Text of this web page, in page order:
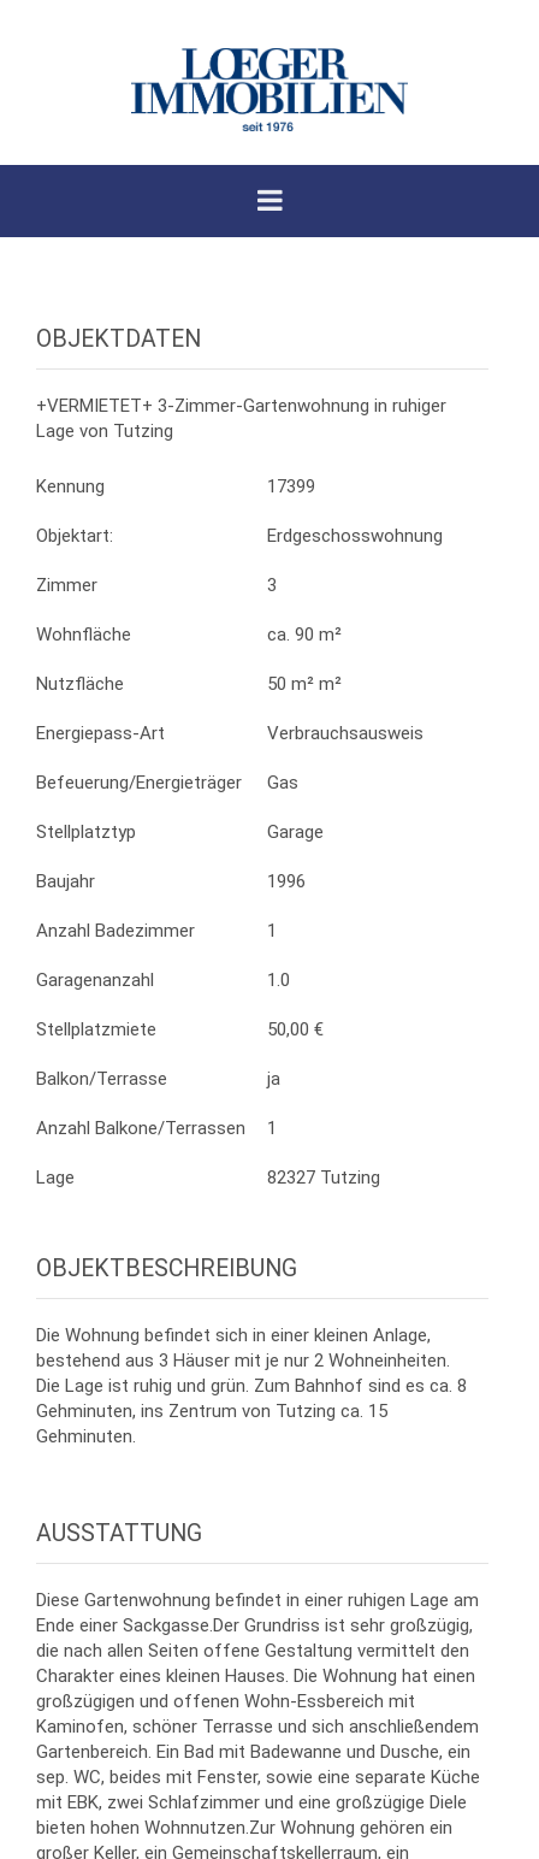
OBJEKTDATEN
+VERMIETET+ 3-Zimmer-Gartenwohnung in ruhiger
Lage von Tutzing
Kennung 17399
Objektart: Erdgeschosswohnung
Zimmer 3
Wohnfläche ca. 90 m²
Nutzfläche 50 m² m²
Energiepass-Art Verbrauchsausweis
Befeuerung/Energieträger Gas
Stellplatztyp Garage
Baujahr 1996
Anzahl Badezimmer 1
Garagenanzahl 1.0
Stellplatzmiete 50,00 €
Balkon/Terrasse ja
Anzahl Balkone/Terrassen 1
Lage 82327 Tutzing
OBJEKTBESCHREIBUNG
Die Wohnung befindet sich in einer kleinen Anlage,
bestehend aus 3 Häuser mit je nur 2 Wohneinheiten.
Die Lage ist ruhig und grün. Zum Bahnhof sind es ca. 8
Gehminuten, ins Zentrum von Tutzing ca. 15
Gehminuten.
AUSSTATTUNG
Diese Gartenwohnung befindet in einer ruhigen Lage am
Ende einer Sackgasse.Der Grundriss ist sehr großzügig,
die nach allen Seiten offene Gestaltung vermittelt den
Charakter eines kleinen Hauses. Die Wohnung hat einen
großzügigen und offenen Wohn-Essbereich mit
Kaminofen, schöner Terrasse und sich anschließendem
Gartenbereich. Ein Bad mit Badewanne und Dusche, ein
sep. WC, beides mit Fenster, sowie eine separate Küche
mit EBK, zwei Schlafzimmer und eine großzügige Diele
bieten hohen Wohnnutzen.Zur Wohnung gehören ein
großer Keller, ein Gemeinschaftskellerraum, ein